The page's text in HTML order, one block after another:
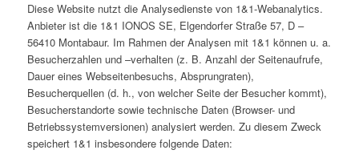
Diese Website nutzt die Analysedienste von 1&1-Webanalytics.
Anbieter ist die 1&1 IONOS SE, Elgendorfer Straße 57, D –
56410 Montabaur. Im Rahmen der Analysen mit 1&1 können u. a.
Besucherzahlen und –verhalten (z. B. Anzahl der Seitenaufrufe,
Dauer eines Webseitenbesuchs, Absprungraten),
Besucherquellen (d. h., von welcher Seite der Besucher kommt),
Besucherstandorte sowie technische Daten (Browser- und
Betriebssystemversionen) analysiert werden. Zu diesem Zweck
speichert 1&1 insbesondere folgende Daten: